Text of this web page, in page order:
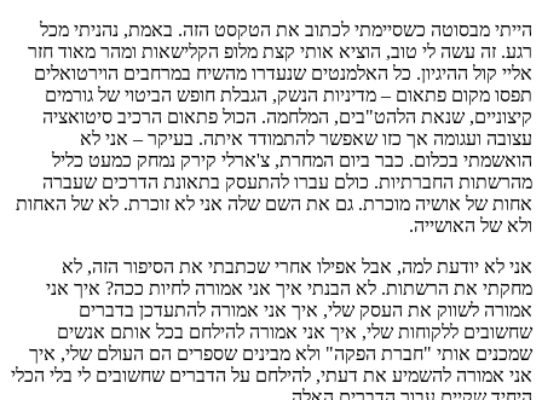
הייתי מבסוטה כשסיימתי לכתוב את הטקסט הזה. באמת, נהניתי מכל
רגע. זה עשה לי טוב, הוציא אותי קצת מלופ הקלישאות ומהר מאוד חזר
אליי קול ההיגיון. כל האלמנטים שנעדרו מהשיח במרחבים הוירטואלים
תפסו מקום פתאום – מדיניות הנשק, הגבלת חופש הביטוי של גורמים
קיצוניים, שנאת הלהט"בים, המלחמה. הכול פתאום הרכיב סיטואציה
עצובה ועגומה אך כזו שאפשר להתמודד איתה. בעיקר – אני לא
הואשמתי בכלום. כבר ביום המחרת, צ'ארלי קירק נמחק כמעט כליל
מהרשתות החברתיות. כולם עברו להתעסק בתאונת הדרכים שעברה
אחות של אושיה מוכרת. גם את השם שלה אני לא זוכרת. לא של האחות
ולא של האושייה.
אני לא יודעת למה, אבל אפילו אחרי שכתבתי את הסיפור הזה, לא
מחקתי את הרשתות. לא הבנתי איך אני אמורה לחיות ככה? איך אני
אמורה לשווק את העסק שלי, איך אני אמורה להתעדכן בדברים
שחשובים ללקוחות שלי, איך אני אמורה להילחם בכל אותם אנשים
שמכנים אותי "חברת הפקה" ולא מבינים שספרים הם העולם שלי, איך
אני אמורה להשמיע את דעתי, להילחם על הדברים שחשובים לי בלי הכלי